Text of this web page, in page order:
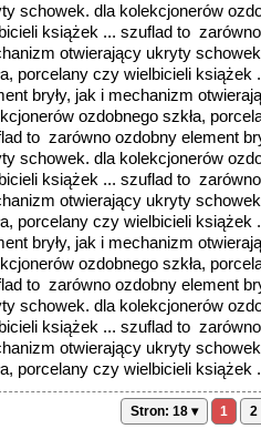
schowek. dla kolekcjonerów
książek ... szuflad to
otwierający ukryty
porcelany czy wielbicieli
bryły, jak i mechanizm
ozdobnego szkła,
to zarówno ozdobny element
schowek. dla kolekcjonerów
książek ... szuflad to
otwierający ukryty
porcelany czy wielbicieli
bryły, jak i mechanizm
ozdobnego szkła,
to zarówno ozdobny element
schowek. dla kolekcjonerów
książek ... szuflad to
otwierający ukryty
porcelany czy wielbicieli książek
Stron: 18 ▾ 1 2